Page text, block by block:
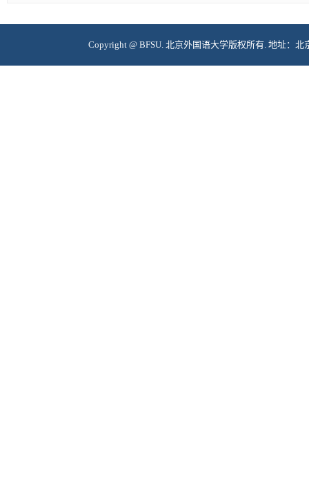
Copyright @ BFSU. 北京外国语大学版权所有. 地址：